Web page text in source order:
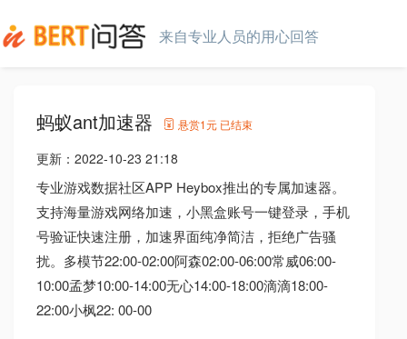
来自专业人员的用心回答
蚂蚁ant加速器 悬赏1元 已结束
更新： 2022-10-23 21:18
专业游戏数据社区APP Heybox推出的专属加速器。
支持海量游戏网络加速，小黑盒账号一键登录，手机
号验证快速注册，加速界面纯净简洁，拒绝广告骚
扰。多模节22:00-02:00阿森02:00-06:00常威06:00-
10:00孟梦10:00-14:00无心14:00-18:00滴滴18:00-
22:00小枫22: 00-00